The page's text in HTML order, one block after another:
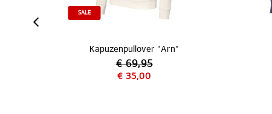
SALE
Kapuzenpullover "Arn"
€ 69,95
€ 35,00